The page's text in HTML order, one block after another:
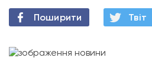
Поширити Твiт